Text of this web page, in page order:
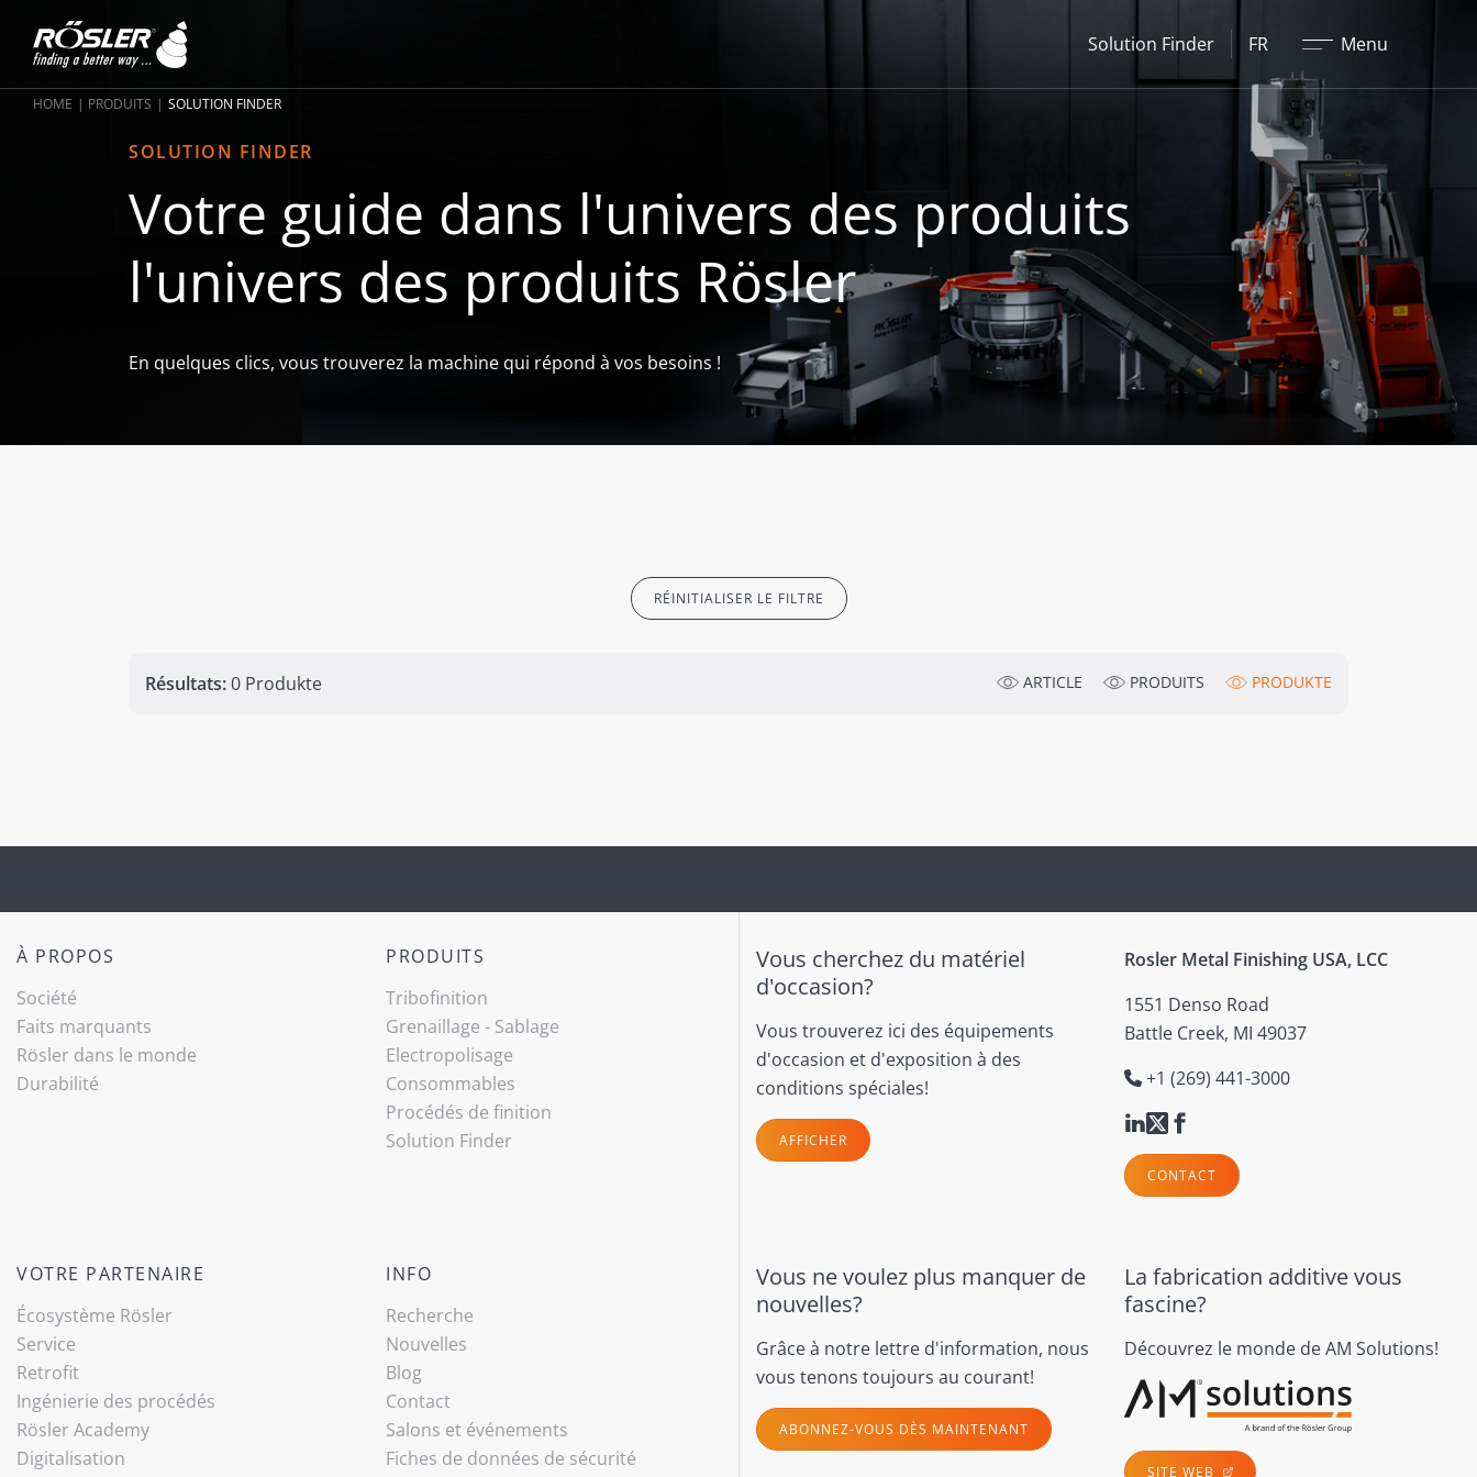
Solution Finder FR Menu
HOME PRODUITS SOLUTION FINDER
SOLUTION FINDER
Votre guide dans l'univers des produits
l'univers des produits Rösler
En quelques clics, vous trouverez la machine qui répond à vos besoins !
RÉINITIALISER LE FILTRE
Résultats:0 Produkte ARTICLE PRODUITS PRODUKTE
Rosler Metal Finishing USA, LCC
1551 Denso Road
Battle Creek, MI 49037
+1 (269) 441-3000
CONTACT
À PROPOS
Société
Faits marquants
Rösler dans le monde
Durabilité
PRODUITS
Tribo­finition
Grenaillage - Sablage
Electropolisage
Consommables
Procédés de finition
Solution Finder
VOTRE PARTENAIRE
Écosystème Rösler
Service
Retrofit
Ingénierie des procédés
Rösler Academy
Digitalisation
INFO
Recherche
Nouvelles
Blog
Contact
Salons et événements
Fiches de données de sécurité
Vous cherchez du matériel
d'occasion?
Vous trouverez ici des équipements
d'occasion et d'exposition à des
conditions spéciales!
AFFICHER
Vous ne voulez plus manquer de
nouvelles?
Grâce à notre lettre d'information, nous
vous tenons toujours au courant!
ABONNEZ-VOUS DÈS MAINTENANT
La fabrication additive vous
fascine?
Découvrez le monde de AM Solutions!
SITE WEB